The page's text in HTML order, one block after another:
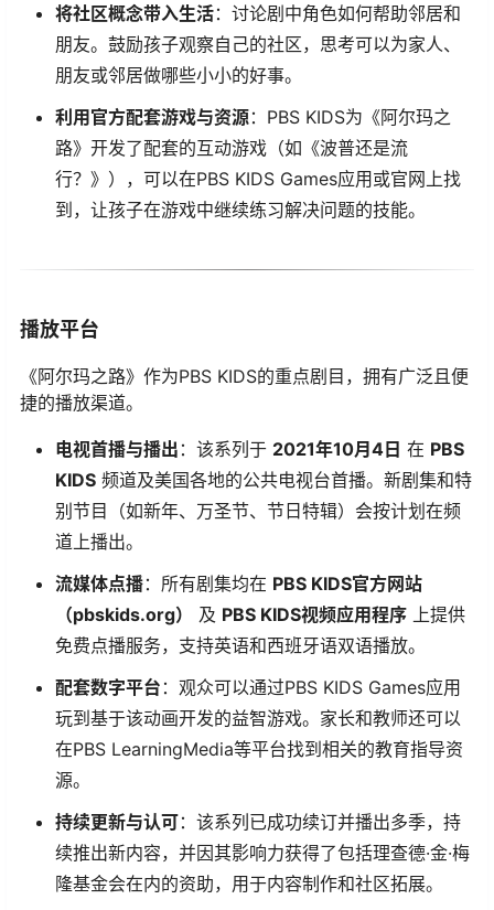
将社区概念带入生活：讨论剧中角色如何帮助邻居和
朋友。鼓励孩子观察自己的社区，思考可以为家人、
朋友或邻居做哪些小小的好事。
利用官方配套游戏与资源：PBS KIDS为《阿尔玛之
路》开发了配套的互动游戏（如《波普还是流
行？》），可以在PBS KIDS Games应用或官网上找
到，让孩子在游戏中继续练习解决问题的技能。
播放平台
《阿尔玛之路》作为PBS KIDS的重点剧目，拥有广泛且便
捷的播放渠道。
电视首播与播出 ：该系列于 2021年10月4日 ​ 在 PBS
KIDS ​ 频道及美国各地的公共电视台首播。新剧集和特
别节目（如新年、万圣节、节日特辑）会按计划在频
道上播出。
流媒体点播：所有剧集均在 PBS KIDS官方网站
（pbskids.org）
​ 及 PBS KIDS视频应用程序 ​ 上提供
免费点播服务，支持英语和西班牙语双语播放。
配套数字平台 ：观众可以通过PBS KIDS Games应用
玩到基于该动画开发的益智游戏。家长和教师还可以
在PBS LearningMedia等平台找到相关的教育指导资
源。
持续更新与认可：该系列已成功续订并播出多季，持
续推出新内容，并因其影响力获得了包括理查德·金·梅
隆基金会在内的资助，用于内容制作和社区拓展。